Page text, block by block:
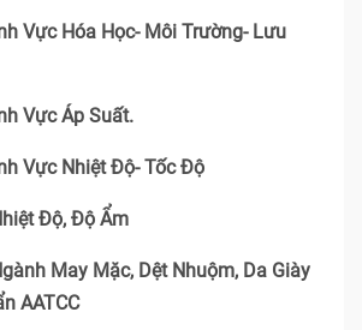
Vực Hóa Học- Môi Trường- Lưu
Vực Áp Suất.
Vực Nhiệt Độ- Tốc Độ
Độ, Độ Ẩm
May Mặc, Dệt Nhuộm, Da Giày
AATCC